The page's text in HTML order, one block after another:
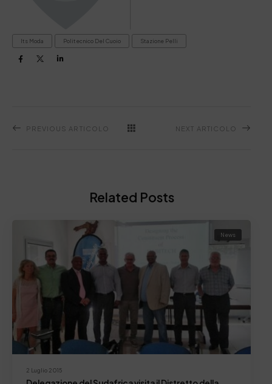
Its Moda Politecnico Del Cuoio Stazione Pelli
PREVIOUS ARTICOLO NEXT ARTICOLO
Related Posts
2 Luglio 2015
News